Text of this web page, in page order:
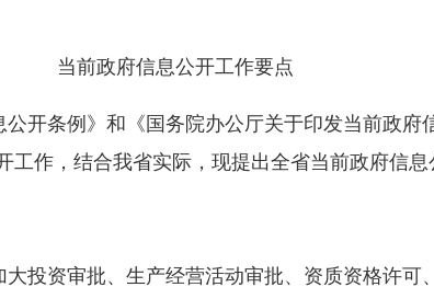
当前政府信息公开工作要点
条例》和《国务院办公厅关于印发当前政府
作，结合我省实际，现提出全省当前政府信息
资审批、生产经营活动审批、资质资格许可